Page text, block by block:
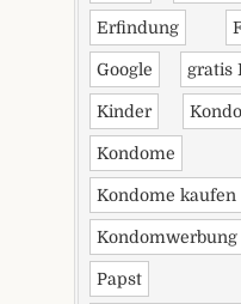
Erfindung
Google gratis
Kinder
Kondome
Kondome kaufen
Kondomwerbung
Papst